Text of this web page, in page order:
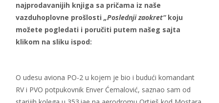
najprodavanijih knjiga sa pričama iz naše
vazduhoplovne prošlosti „Poslednji zaokret“koju
možete pogledati i poručiti putem našeg sajta
klikom na sliku ispod:
O udesu aviona PO-2 u kojem je bio i budući komandant
RV i PVO potpukovnik Enver Ćemalović, saznao sam od